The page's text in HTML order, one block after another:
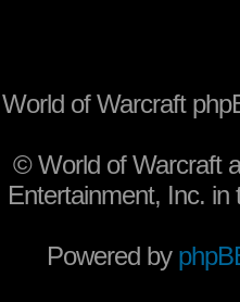
World of Warcraft
©World of Warcraft
Entertainment, Inc.
Powered by